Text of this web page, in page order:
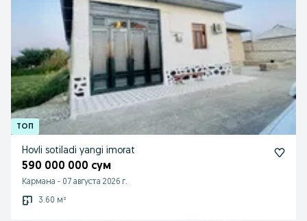
Hovli sotiladi yangi imorat
590 000 000 сум
Кармана - 07 августа 2026 г.
3.60 м²